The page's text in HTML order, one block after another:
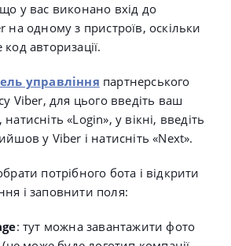
у вас виконано вхід до
на одному з пристроїв, оскільки
авторизації.
управління партнерського
Viber, для цього введіть ваш
«Login», у вікні, введіть
у Viber і натисніть «Next».
потрібного бота і відкрити
і заповнити поля:
: тут можна завантажити фото